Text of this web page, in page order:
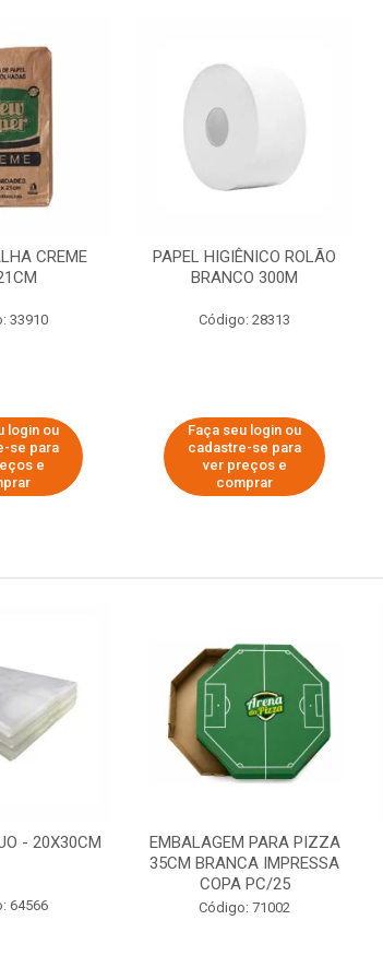
CREME
33910
login ou
se para
e
PAPEL HIGIÊNICO ROLÃO
BRANCO 300M
Código: 28313
Faça seu login ou
cadastre-se para
ver preços e
comprar
- 20X30CM
64566
EMBALAGEM PARA PIZZA
35CM BRANCA IMPRESSA
COPA PC/25
Código: 71002